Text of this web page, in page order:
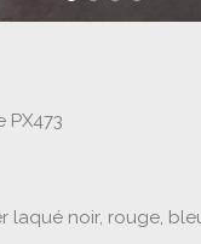
PX473
laqué noir, rouge,